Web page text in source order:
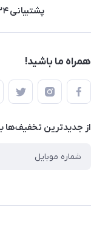
پشتیبانی ۲۴ ساعته
همراه ما باشید!
از جدید‌ترین تخفیف‌ها